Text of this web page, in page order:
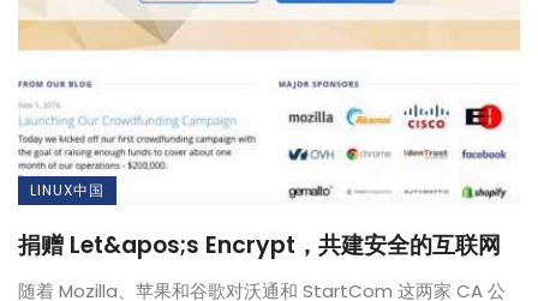
LINUX中国
捐赠 Let&apos;s Encrypt，共建安全的互联网
随着 Mozilla、苹果和谷歌对沃通和 StartCom 这两家 CA 公